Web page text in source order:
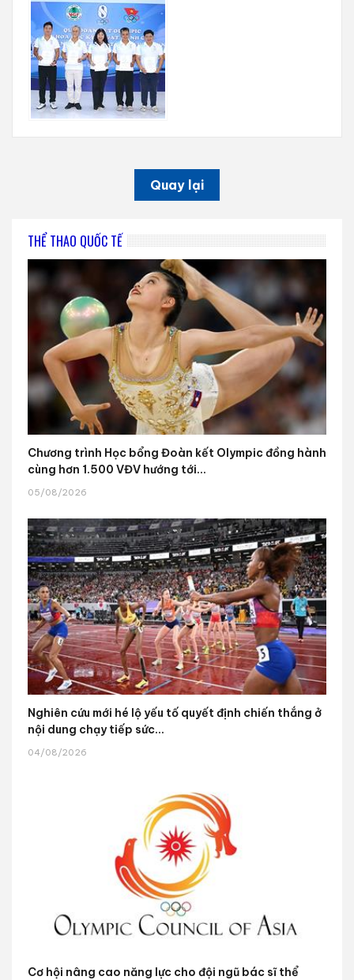
Quay lại
THỂ THAO QUỐC TẾ
Chương trình Học bổng Đoàn kết Olympic đồng hành
cùng hơn 1.500 VĐV hướng tới...
05/08/2026
Nghiên cứu mới hé lộ yếu tố quyết định chiến thắng ở
nội dung chạy tiếp sức...
04/08/2026
Cơ hội nâng cao năng lực cho đội ngũ bác sĩ thể